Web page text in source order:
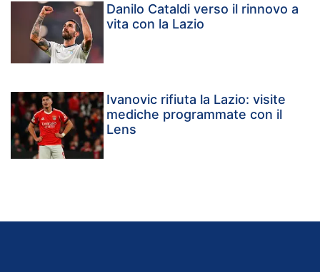
Danilo Cataldi verso il rinnovo a
vita con la Lazio
Ivanovic rifiuta la Lazio: visite
mediche programmate con il
Lens